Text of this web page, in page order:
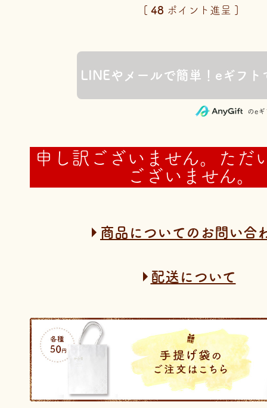
[ 48 ポイント進呈 ]
のe
申し訳ございません。ただ
ございません。
商品についてのお問い合
配送について